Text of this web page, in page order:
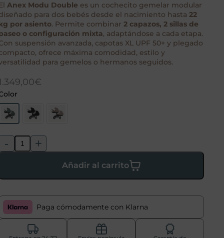
Anex Modu Double es un cochecito gemelar modular
para dos bebés desde el nacimiento hasta22
por asiento. Permite combinar2 capazos, 2 sillas de
o configuración mixta, adaptándose a cada etapa.
suspensión avanzada, capotas XL UPF 50+ y plegado
ofrece máxima comodidad, estilo y
para gemelos o hermanos seguidos.
€
- +
Añadir al carrito
Paga cómodamente con Klarna